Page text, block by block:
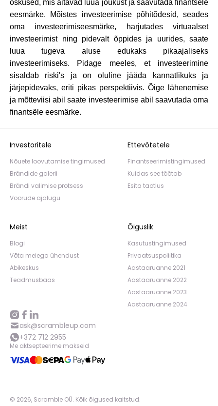
oskused, mis aitavad luua jõukust ja saavutada finantsële
eesmärke. Mõistes investeerimise põhitõdesid, seades
oma investeerimiseesmärke, harjutades virtuaalset
investeerimist ning pidevalt õppides ja uurides, saate
luua tugeva aluse edukaks pikaajaliseks
investeerimiseks. Pidage meeles, et investeerimine
sisaldab riski's ja on oluline jääda kannatlikuks ja
järjepidevaks, eriti pikas perspektiivis. Õige lähenemise
ja mõtteviisi abil saate investeerimise abil saavutada oma
finantsële eesmärke.
Investoritele
Nõuete loovutamise tingimused
Brändide galerii
Brändi valimise protsess
Voorude ajalugu
Ettevõtetele
Finantseerimistingimused
Kuidas see töötab
Esita taotlus
Meist
Blogi
Võta meiega ühendust
Abikeskus
Teadmusbaas
Õiguslik
Kasutustingimused
Privaatsuspoliitika
Aastaaruanne 2021
Aastaaruanne 2022
Aastaaruanne 2023
Aastaaruanne 2024
ask@scrambleup.com
+372 712 2955
Me aktsepteerime makseid
© 2026, Scramble OÜ. Kõik õigused kaitstud.